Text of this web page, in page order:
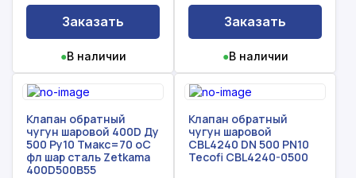
Заказать
●В наличии
Заказать
●В наличии
Клапан обратный
чугун шаровой 400D Ду
500 Ру10 Тмакс=70 оС
фл шар сталь Zetkama
400D500B55
Клапан обратный
чугун шаровой
CBL4240 DN 500 PN10
Tecofi CBL4240-0500